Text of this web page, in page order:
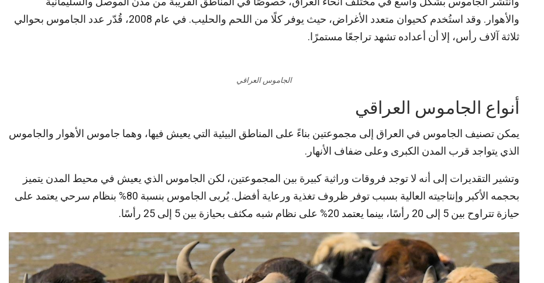
والأهوار. وقد استُخدم كحيوان متعدد الأغراض، حيث يوفر كلًا من اللحم والحليب. في عام 2008، قُدّر عدد الجاموس بحوالي
ثلاثة آلاف رأس، إلا أن أعداده تشهد تراجعًا مستمرًا.
الجاموس العراقي
أنواع الجاموس العراقي
يمكن تصنيف الجاموس في العراق إلى مجموعتين بناءً على المناطق البيئية التي يعيش فيها، وهما جاموس الأهوار والجاموس
الذي يتواجد قرب المدن الكبرى وعلى ضفاف الأنهار.
وتشير التقديرات إلى أنه لا توجد فروقات وراثية كبيرة بين المجموعتين، لكن الجاموس الذي يعيش في محيط المدن يتميز
بحجمه الأكبر وإنتاجيته العالية بسبب توفر ظروف تغذية ورعاية أفضل. يُربى الجاموس بنسبة 80% بنظام سرحي يعتمد على
حيازة تتراوح بين 5 إلى 20 رأسًا، بينما يعتمد 20% على نظام شبه مكثف بحيازة بين 5 إلى 25 رأسًا.